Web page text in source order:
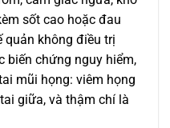
sốt cao hoặc đau
quản không điều trị
biến chứng nguy hiểm,
mũi họng: viêm họng
giữa, và thậm chí là